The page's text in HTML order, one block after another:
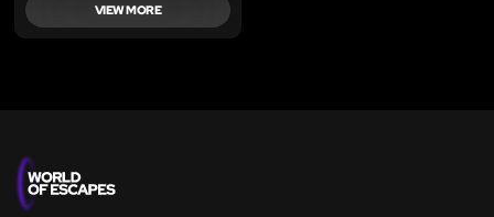
VIEW MORE